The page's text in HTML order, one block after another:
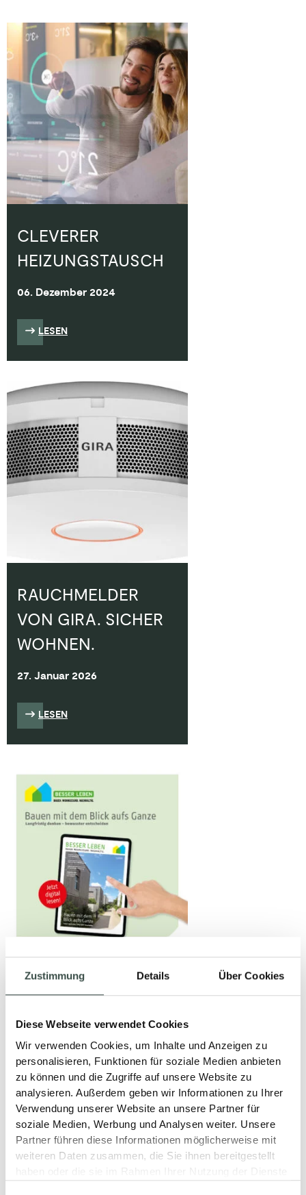
Zustimmung Details Über Cookies
Diese Webseite verwendet Cookies
Wir verwenden Cookies, um Inhalte und Anzeigen zu
personalisieren, Funktionen für soziale Medien anbieten
zu können und die Zugriffe auf unsere Website zu
analysieren. Außerdem geben wir Informationen zu Ihrer
Verwendung unserer Website an unsere Partner für
soziale Medien, Werbung und Analysen weiter. Unsere
Partner führen diese Informationen möglicherweise mit
weiteren Daten zusammen, die Sie ihnen bereitgestellt
CLEVERER
HEIZUNGSTAUSCH
06. Dezember 2024
LESEN
RAUCHMELDER
VON GIRA. SICHER
WOHNEN.
27. Januar 2026
LESEN
PROFI-MAGAZIN:
NACHHALTIGES
BAUEN
29. Juni 2026
LESEN